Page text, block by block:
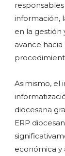
información,
en la gestión
avance
Asimismo, el
diocesana
ERP
económica y